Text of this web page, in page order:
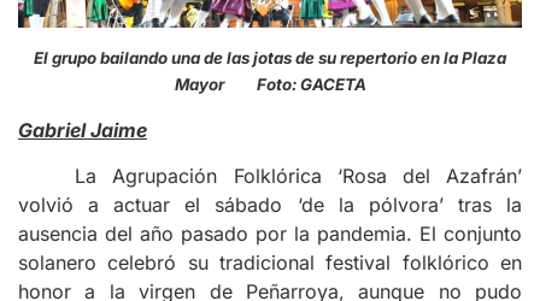
El grupo bailando una de las jotas de su repertorio en la Plaza
Mayor Foto: GACETA
Gabriel Jaime
La Agrupación Folklórica ‘Rosa del Azafrán’
volvió a actuar el sábado ‘de la pólvora’ tras la
ausencia del año pasado por la pandemia. El conjunto
solanero celebró su tradicional festival folklórico en
honor a la virgen de Peñarroya, aunque no pudo